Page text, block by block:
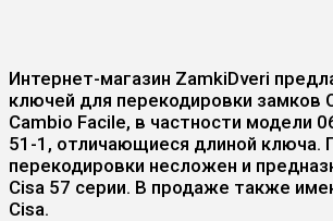
Интернет-магазин ZamkiDveri
ключей для перекодировки замков
Cambio Facile, в частности модели
51-1, отличающиеся длиной ключа.
перекодировки несложен и
Cisa 57 серии. В продаже также
Cisa.